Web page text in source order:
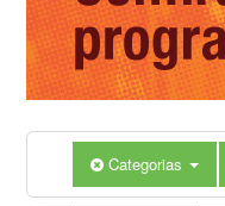
Categorias